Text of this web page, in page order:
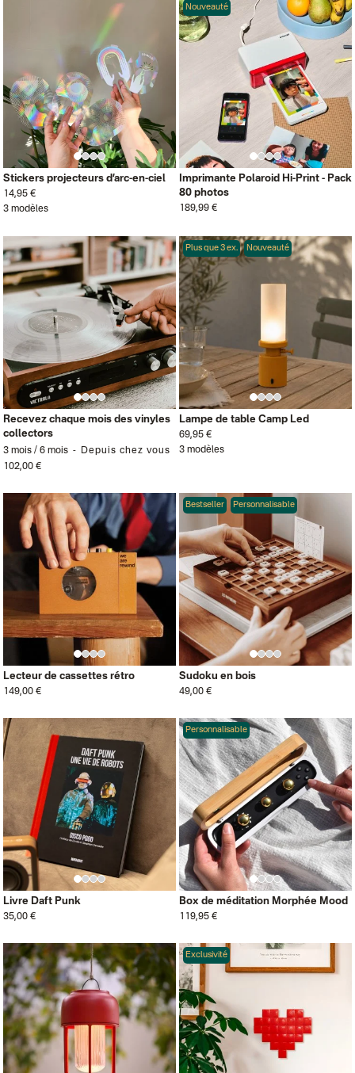
Stickers projecteurs d’arc-en-ciel
14,95 €
3 modèles
Nouveauté
Imprimante Polaroid Hi-Print - Pack
80 photos
189,99 €
Recevez chaque mois des vinyles
collectors
3 mois / 6 mois
Depuis chez vous
102,00 €
Plus que 3 ex. Nouveauté
Lampe de table Camp Led
69,95 €
3 modèles
Lecteur de cassettes rétro
149,00 €
Bestseller Personnalisable
Sudoku en bois
49,00 €
Livre Daft Punk
35,00 €
Personnalisable
Box de méditation Morphée Mood
119,95 €
Exclusivité